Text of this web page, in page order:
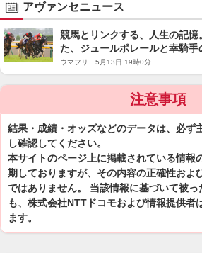
アヴァンセニュース
競馬とリンクする、人生の記
た、ジュールポレールと幸騎
ウマフリ 5月13日 19時0分
注意事項
結果・成績・オッズなどのデータは、必ず
し確認してください。
本サイトのページ上に掲載されている情報
期しておりますが、その内容の正確性およ
ではありません。 当該情報に基づいて被
も、株式会社NTTドコモおよび情報提供者
ます。